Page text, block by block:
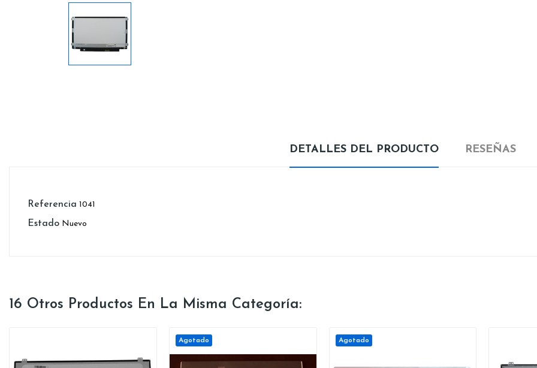
DETALLES DEL PRODUCTO RESEÑAS
Referencia 1041
Estado Nuevo
16 Otros Productos En La Misma Categoría:
Agotado Agotado